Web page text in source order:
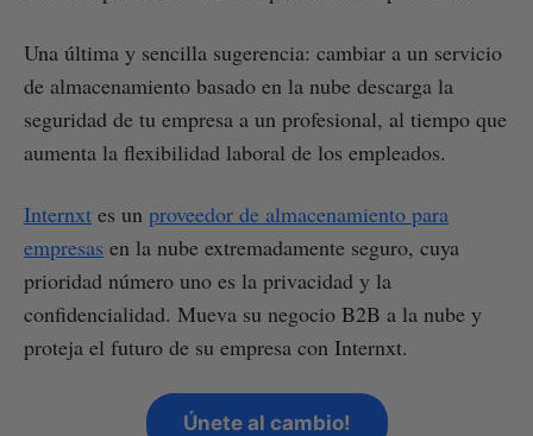
Una última y sencilla sugerencia: cambiar a un servicio
de almacenamiento basado en la nube descarga la
seguridad de tu empresa a un profesional, al tiempo que
aumenta la flexibilidad laboral de los empleados.
Internxt es un proveedor de almacenamiento para
empresas en la nube extremadamente seguro, cuya
prioridad número uno es la privacidad y la
confidencialidad. Mueva su negocio B2B a la nube y
proteja el futuro de su empresa con Internxt.
Únete al cambio!